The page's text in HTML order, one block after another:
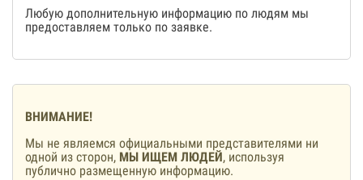
Любую дополнительную информацию по людям мы
предоставляем только по заявке.
ВНИМАНИЕ!
Мы не являемся официальными представителями ни
одной из сторон, МЫ ИЩЕМ ЛЮДЕЙ, используя
публично размещенную информацию.